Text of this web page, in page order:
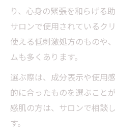
り、心身の緊張を和らげる
サロンで使用されているク
使える低刺激処方のものや
ムも多くあります。
選ぶ際は、成分表示や使用
的に合ったものを選ぶこと
感肌の方は、サロンで相談
す。